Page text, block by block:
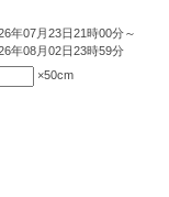
年07月23日21時00分～
年08月02日23時59分
×50cm